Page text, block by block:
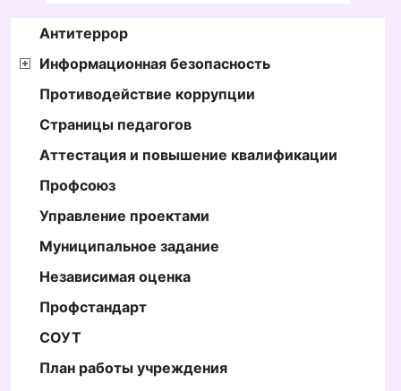
Антитеррор
Информационная безопасность
Противодействие коррупции
Страницы педагогов
Аттестация и повышение квалификации
Профсоюз
Управление проектами
Муниципальное задание
Независимая оценка
Профстандарт
СОУТ
План работы учреждения